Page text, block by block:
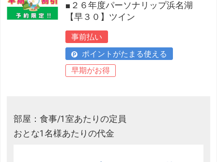
■２６年度パーソナリップ浜名湖
【早３０】ツイン
事前払い
ポイントがたまる使える
早期がお得
部屋：食事/1室あたりの定員
おとな1名様あたりの代金